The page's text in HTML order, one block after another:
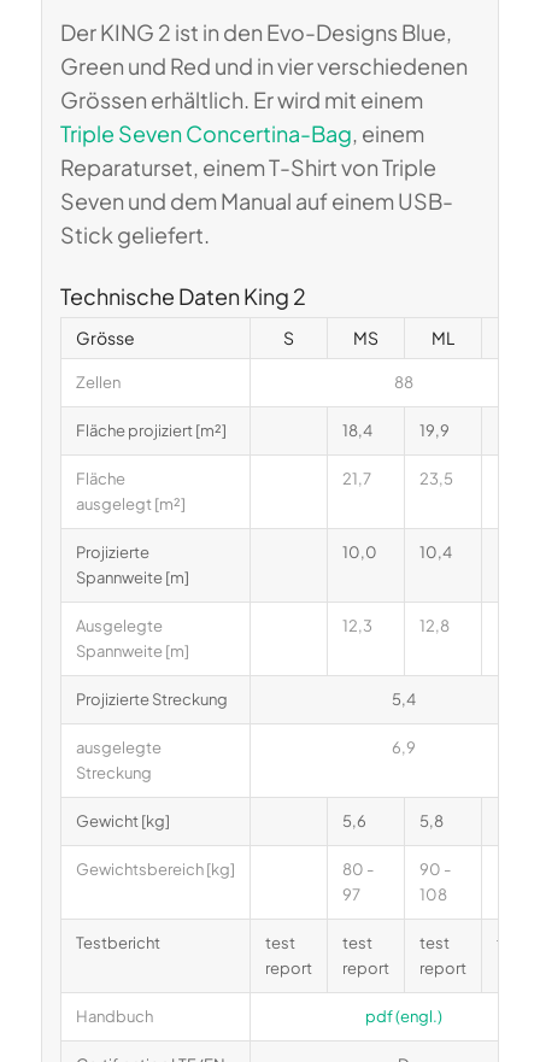
Der KING 2 ist in den Evo-Designs Blue,
Green und Red und in vier verschiedenen
Grössen erhältlich. Er wird mit einem
Triple Seven Concertina-Bag, einem
Reparaturset, einem T-Shirt von Triple
Seven und dem Manual auf einem USB-
Stick geliefert.
Technische Daten King 2
Grösse S MS ML
Zellen 88
Fläche projiziert [m²] 18,4 19,9
Fläche
ausgelegt [m²]
21,7 23,5
Projizierte
Spannweite [m]
10,0 10,4
Ausgelegte
Spannweite [m]
12,3 12,8
Projizierte Streckung 5,4
ausgelegte
Streckung
6,9
Gewicht [kg] 5,6 5,8
Gewichtsbereich [kg]
80 -
97
90 -
108
Testbericht
test
report
test
report
test
report
test
Handbuch pdf (engl.)